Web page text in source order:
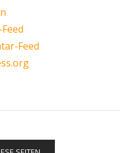
Feed